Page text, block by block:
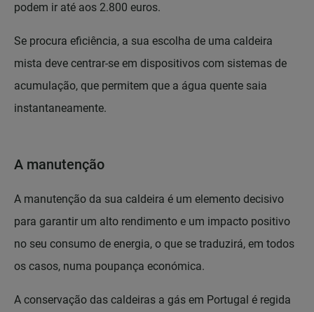
podem ir até aos 2.800 euros.
Se procura eficiência, a sua escolha de uma caldeira
mista deve centrar-se em dispositivos com sistemas de
acumulação, que permitem que a água quente saia
instantaneamente.
A manutenção
A manutenção da sua caldeira é um elemento decisivo
para garantir um alto rendimento e um impacto positivo
no seu consumo de energia, o que se traduzirá, em todos
os casos, numa poupança económica.
A conservação das caldeiras a gás em Portugal é regida